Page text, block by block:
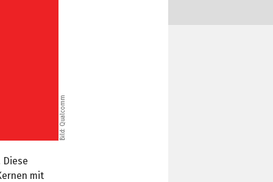
Bild: Qualcomm
Diese
mit